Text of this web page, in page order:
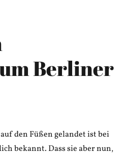
Berliner
den Füßen gelandet ist bei
bekannt. Dass sie aber nun,